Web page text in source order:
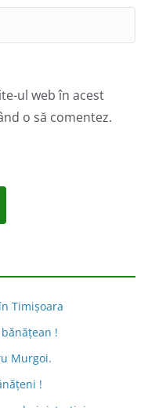
ul web în acest
o să comentez.
Timișoara
!
Murgoi.
!